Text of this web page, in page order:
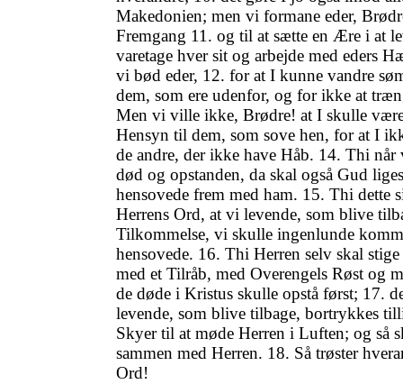
Makedonien; men vi formane eder,
Fremgang 11. og til at sætte en Ære i at
varetage hver sit og arbejde med eders
vi bød eder, 12. for at I kunne vandre
dem, som ere udenfor, og for ikke at
Men vi ville ikke, Brødre! at I skulle
Hensyn til dem, som sove hen, for at I
de andre, der ikke have Håb. 14. Thi når
død og opstanden, da skal også Gud
hensovede frem med ham. 15. Thi dette
Herrens Ord, at vi levende, som blive
Tilkommelse, vi skulle ingenlunde
hensovede. 16. Thi Herren selv skal
med et Tilråb, med Overengels Røst og
de døde i Kristus skulle opstå først; 17.
levende, som blive tilbage, bortrykkes
Skyer til at møde Herren i Luften; og så
sammen med Herren. 18. Så trøster
Ord!